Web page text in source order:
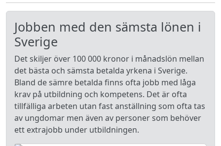
Jobben med den sämsta lönen i
Sverige
Det skiljer över 100 000 kronor i månadslön mellan
det bästa och sämsta betalda yrkena i Sverige.
Bland de sämre betalda finns ofta jobb med låga
krav på utbildning och kompetens. Det är ofta
tillfälliga arbeten utan fast anställning som ofta tas
av ungdomar men även av personer som behöver
ett extrajobb under utbildningen.